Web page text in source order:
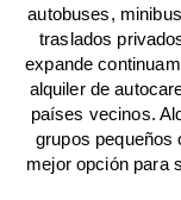
autobuses,
traslados
expande
alquiler de
países vecinos.
grupos pequeños
mejor opción para